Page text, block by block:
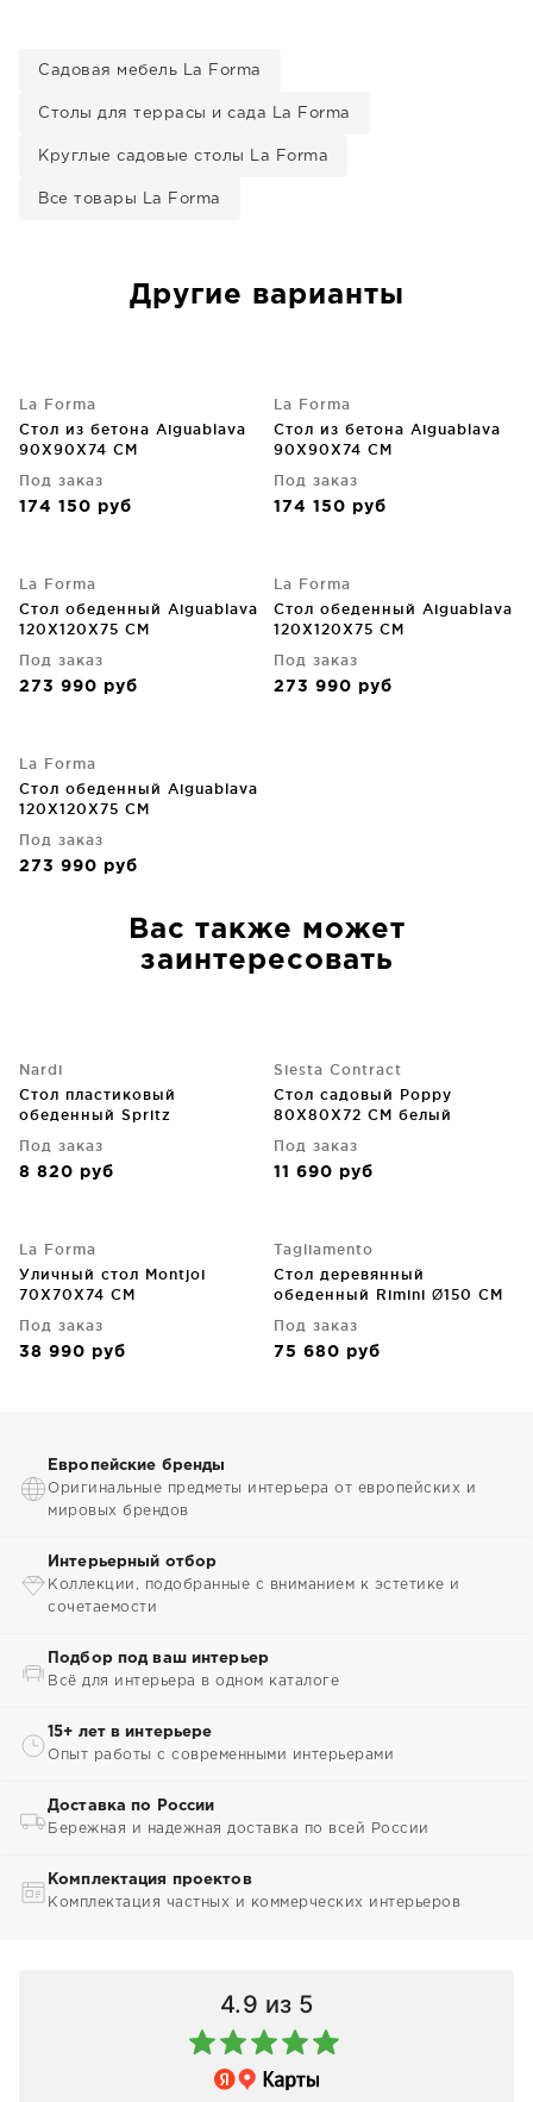
Садовая мебель La Forma
Столы для террасы и сада La Forma
Круглые садовые столы La Forma
Все товары La Forma
Другие варианты
La Forma
Стол из бетона Aiguablava
90X90X74 CM
Под заказ
174 150 руб
La Forma
Стол из бетона Aiguablava
90X90X74 CM
Под заказ
174 150 руб
La Forma
Стол обеденный Aiguablava
120X120X75 CM
Под заказ
273 990 руб
La Forma
Стол обеденный Aiguablava
120X120X75 CM
Под заказ
273 990 руб
La Forma
Стол обеденный Aiguablava
120X120X75 CM
Под заказ
273 990 руб
Вас также может
заинтересовать
Nardi
Стол пластиковый
обеденный Spritz
Под заказ
8 820 руб
Siesta Contract
Стол садовый Poppy
80X80X72 CM белый
Под заказ
11 690 руб
La Forma
Уличный стол Montjoi
70X70X74 CM
Под заказ
38 990 руб
Tagliamento
Стол деревянный
обеденный Rimini Ø150 CM
Под заказ
75 680 руб
Европейские бренды
Оригинальные предметы интерьера от европейских и
мировых брендов
Интерьерный отбор
Коллекции, подобранные с вниманием к эстетике и
сочетаемости
Подбор под ваш интерьер
Всё для интерьера в одном каталоге
15+ лет в интерьере
Опыт работы с современными интерьерами
Доставка по России
Бережная и надежная доставка по всей России
Комплектация проектов
Комплектация частных и коммерческих интерьеров
4.9 из 5